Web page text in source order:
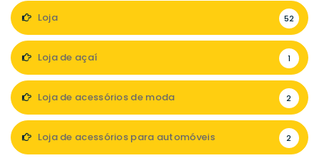
Loja 52
Loja de açaí 1
Loja de acessórios de moda 2
Loja de acessórios para automóveis 2